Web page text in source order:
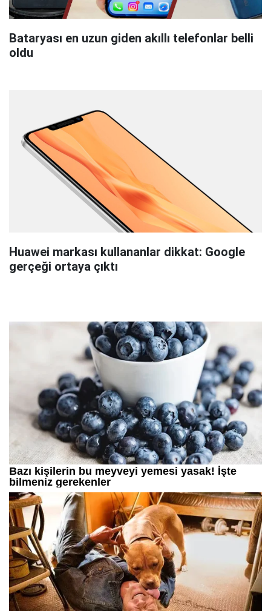
Bataryası en uzun giden akıllı telefonlar belli
oldu
Huawei markası kullananlar dikkat: Google
gerçeği ortaya çıktı